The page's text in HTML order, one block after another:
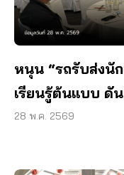
หนุน “รถรับส่งนั
เรียนรู้ต้นแบบ ดั
28 พ.ค. 2569